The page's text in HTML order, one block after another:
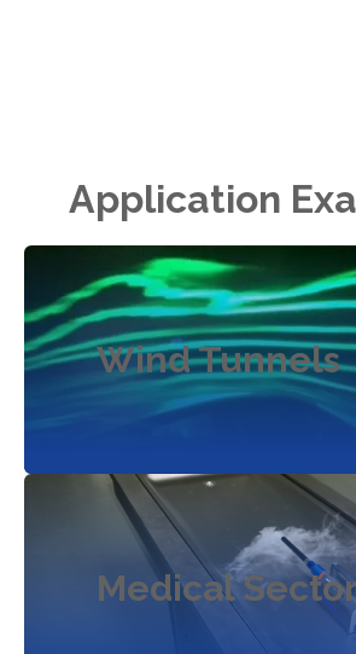
Application
Wind Tunnels
Medical